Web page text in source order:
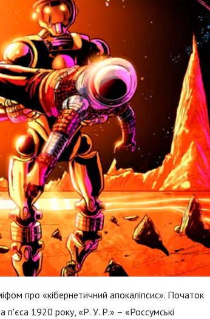
про «кібернетичний апокаліпсис». Початок
1920 року, «Р. У. Р.» – «Россумські